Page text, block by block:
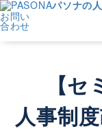
パソナの
お問い
合わせ
【
人事制